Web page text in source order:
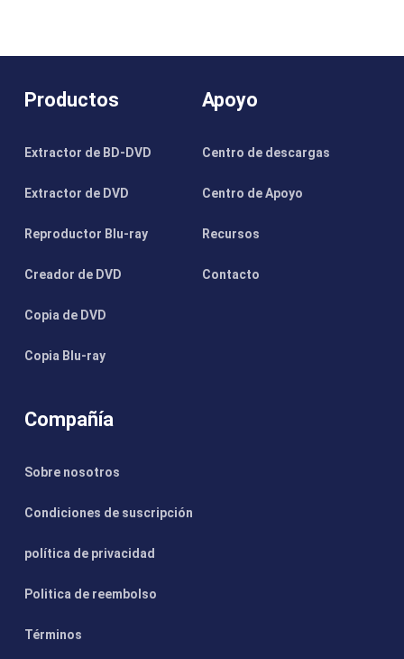
Productos
Extractor de BD-DVD
Extractor de DVD
Reproductor Blu-ray
Creador de DVD
Copia de DVD
Copia Blu-ray
Apoyo
Centro de descargas
Centro de Apoyo
Recursos
Contacto
Compañía
Sobre nosotros
Condiciones de suscripción
política de privacidad
Politica de reembolso
Términos